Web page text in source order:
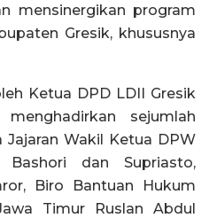
mensinergikan program
Gresik, khususnya
Ketua DPD LDII Gresik
sejumlah
Jajaran Wakil Ketua DPW
dan Supriasto,
Biro Bantuan Hukum
Timur Ruslan Abdul